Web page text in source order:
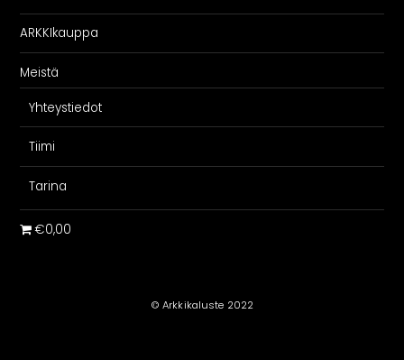
ARKKIkauppa
Meistä
Yhteystiedot
Tiimi
Tarina
€0,00
© Arkkikaluste 2022